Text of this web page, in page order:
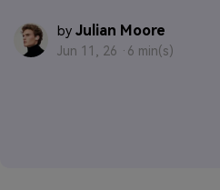
by Julian Moore
Jun 11, 26 · 6 min(s)